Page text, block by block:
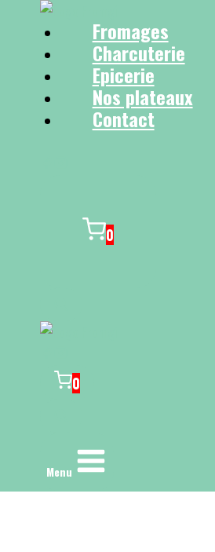
Fromages
Charcuterie
Epicerie
Nos plateaux
Contact
0
0
Menu